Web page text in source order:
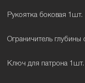
Рукоятка боковая 1шт.
Ограничитель глубины
Ключ для патрона 1шт.